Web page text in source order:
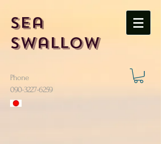
Sea
Swallow
Phone
​090-3227-6259